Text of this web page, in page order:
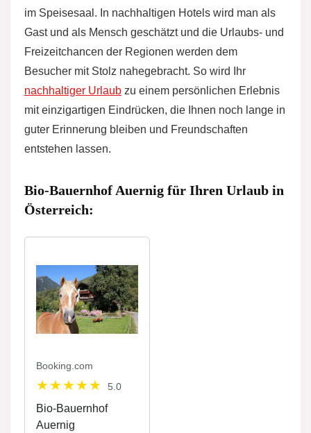
im Speisesaal. In nachhaltigen Hotels wird man als
Gast und als Mensch geschätzt und die Urlaubs- und
Freizeitchancen der Regionen werden dem
Besucher mit Stolz nahegebracht. So wird Ihr
nachhaltiger Urlaub zu einem persönlichen Erlebnis
mit einzigartigen Eindrücken, die Ihnen noch lange in
guter Erinnerung bleiben und Freundschaften
entstehen lassen.
Bio-Bauernhof Auernig für Ihren Urlaub in
Österreich:
Booking.com
5.0
Bio-Bauernhof
Auernig